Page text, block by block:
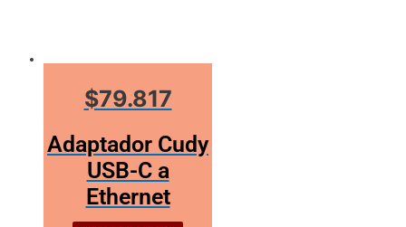
$79.817
Adaptador Cudy
USB-C a
Ethernet